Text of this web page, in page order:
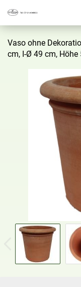
Vaso ohne
cm, I-Ø 49 cm, Höhe